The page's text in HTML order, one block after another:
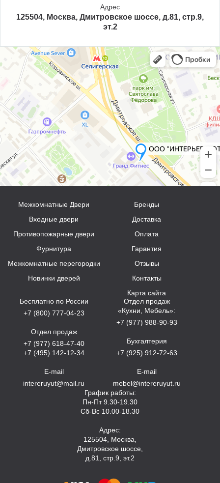
Адрес
125504, Москва, Дмитровское шоссе, д.81, стр.9,
эт.2
Межкомнатные Двери
Входные двери
Противопожарные двери
Фурнитура
Межкомнатные перегородки
Новинки дверей
Бренды
Доставка
Оплата
Гарантия
Отзывы
Контакты
Карта сайта
Бесплатно по России
+7 (800) 777-04-23
Отдел продаж
+7 (977) 618-47-40
+7 (495) 142-12-34
E-mail
intereruyut@mail.ru
Отдел продаж
«Кухни, Мебель»:
+7 (977) 988-90-93
Бухгалтерия
+7 (925) 912-72-63
E-mail
mebel@intereruyut.ru
График работы:
Пн-Пт 9.30-19.30
Сб-Вс 10.00-18.30
Адрес:
125504, Москва,
Дмитровское шоссе,
д.81, стр.9, эт.2